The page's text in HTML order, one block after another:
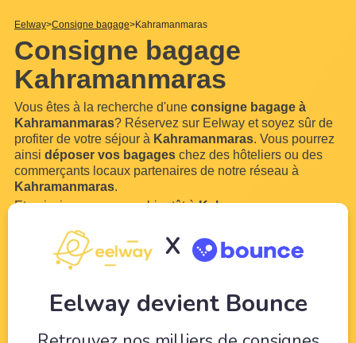
Eelway Consigne bagage Kahramanmaras
Consigne bagage
Kahramanmaras
Vous êtes à la recherche d'une consigne bagage à
Kahramanmaras? Réservez sur Eelway et soyez sûr de
profiter de votre séjour à Kahramanmaras. Vous pourrez
ainsi déposer vos bagages chez des hôteliers ou des
commerçants locaux partenaires de notre réseau à
Kahramanmaras.
Et oui, si vous voyagez bientôt àKahramanmaras, vous
laissez des professionnels du tourisme veiller sur
bagagesle temps de profiter de votre visite de
Kahramanmaras. Notre
X
Eelway devient Bounce